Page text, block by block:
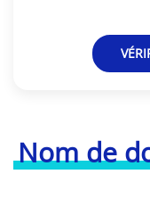
Nom de